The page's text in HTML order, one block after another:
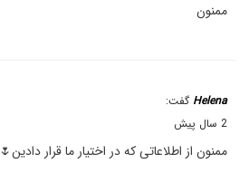
ممنون
Helena گفت:
2 سال پیش
ممنون از اطلاعاتی که در اختیار ما قرار دادین🌷